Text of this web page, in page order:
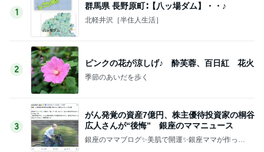
1
群馬県 長野原町∶【八ッ場ダム】・・♪
北軽井沢［半住人生活］
2
ピンクの花が涼しげ♪ 酔芙蓉、百日紅 花火
季節のあいだを歩く
3
がん発覚の資産7億円、株主優待投資家の桐谷
広人さんが“後悔” 銀座のママニュース
銀座のママブログ✨美肌で開運✨銀座ママが作った